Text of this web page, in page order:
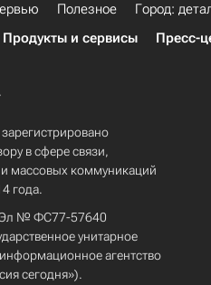
Полезное
Город:
Продукты и сервисы Пресс-
в сфере связи,
массовых коммуникаций
года.
Эл № ФС77-57640
унитарное
агентство
сегодня»).